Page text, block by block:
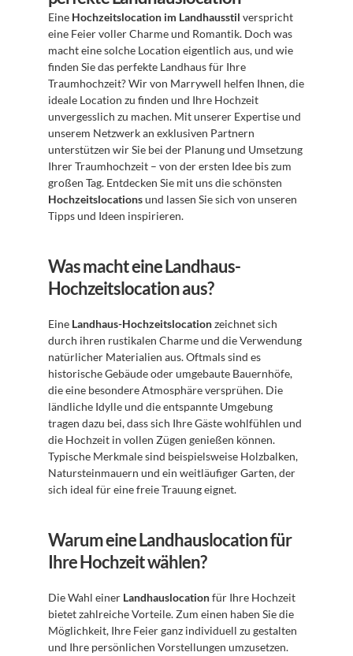
Eine Hochzeitslocation im Landhausstil verspricht
eine Feier voller Charme und Romantik. Doch was
macht eine solche Location eigentlich aus, und wie
finden Sie das perfekte Landhaus für Ihre
Traumhochzeit? Wir von Marrywell helfen Ihnen, die
ideale Location zu finden und Ihre Hochzeit
unvergesslich zu machen. Mit unserer Expertise und
unserem Netzwerk an exklusiven Partnern
unterstützen wir Sie bei der Planung und Umsetzung
Ihrer Traumhochzeit – von der ersten Idee bis zum
Hochzeitslocations und lassen Sie sich von unseren
Tipps und Ideen inspirieren.
Was macht eine Landhaus-
Hochzeitslocation aus?
Eine Landhaus-Hochzeitslocation zeichnet sich
durch ihren rustikalen Charme und die Verwendung
natürlicher Materialien aus. Oftmals sind es
historische Gebäude oder umgebaute Bauernhöfe,
die eine besondere Atmosphäre versprühen. Die
ländliche Idylle und die entspannte Umgebung
tragen dazu bei, dass sich Ihre Gäste wohlfühlen und
die Hochzeit in vollen Zügen genießen können.
Typische Merkmale sind beispielsweise Holzbalken,
Natursteinmauern und ein weitläufiger Garten, der
sich ideal für eine freie Trauung eignet.
Warum eine Landhauslocation für
Ihre Hochzeit wählen?
Die Wahl einer Landhauslocation für Ihre Hochzeit
bietet zahlreiche Vorteile. Zum einen haben Sie die
Möglichkeit, Ihre Feier ganz individuell zu gestalten
und Ihre persönlichen Vorstellungen umzusetzen.